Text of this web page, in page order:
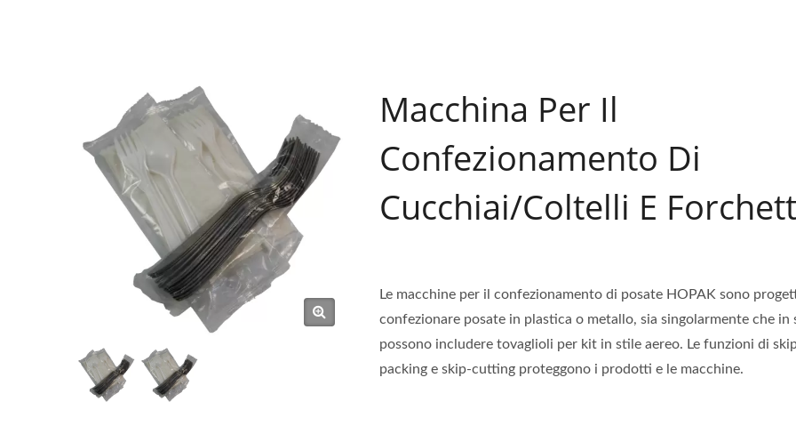
Macchina Per Il
Confezionamento Di
Cucchiai/coltelli E
Le macchine per il confezionamento di posate HOPAK sono
confezionare posate in plastica o metallo, sia singolarmente che in
possono includere tovaglioli per kit in stile aereo. Le funzioni di
packing e skip-cutting proteggono i prodotti e le macchine.